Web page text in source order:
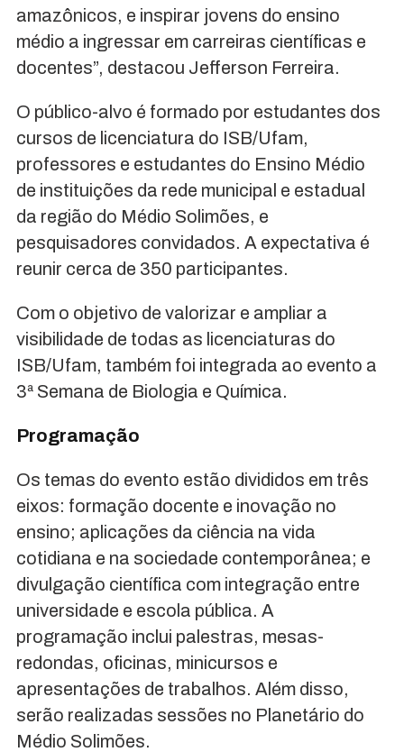
amazônicos, e inspirar jovens do ensino
médio a ingressar em carreiras científicas e
docentes”, destacou Jefferson Ferreira.
O público-alvo é formado por estudantes dos
cursos de licenciatura do ISB/Ufam,
professores e estudantes do Ensino Médio
de instituições da rede municipal e estadual
da região do Médio Solimões, e
pesquisadores convidados. A expectativa é
reunir cerca de 350 participantes.
Com o objetivo de valorizar e ampliar a
visibilidade de todas as licenciaturas do
ISB/Ufam, também foi integrada ao evento a
3ª Semana de Biologia e Química.
Programação
Os temas do evento estão divididos em três
eixos: formação docente e inovação no
ensino; aplicações da ciência na vida
cotidiana e na sociedade contemporânea; e
divulgação científica com integração entre
universidade e escola pública. A
programação inclui palestras, mesas-
redondas, oficinas, minicursos e
apresentações de trabalhos. Além disso,
serão realizadas sessões no Planetário do
Médio Solimões.